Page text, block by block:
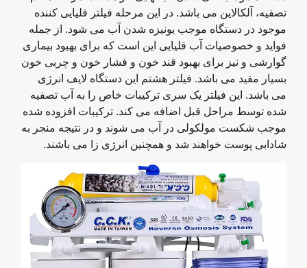
تصفیه، آلکالاین می باشد. در این مرحله فیلتر قلیایی کننده
موجود در دستگاه موجب یونیزه شدن آب می شود. از جمله
فواید و خصوصیات آب قلیایی این است که برای بهبود بیماری
گوارشی و نیز برای بهبود قند خون و فشار خون و چربی خون
بسیار مفید می باشد. فیلتر هشتم این دستگاه لایف انرژی
می باشد. این فیلتر یک سری ترکیبات خاص را به آب تصفیه
شده توسط مراحل قبل اضافه می کند. ترکیبات افزوده شده
موجب شکست مولکولی در آب می شوند و در نتیجه منجر به
شادابی پوست خواهند شد و همچنین انرژی زا می باشند.